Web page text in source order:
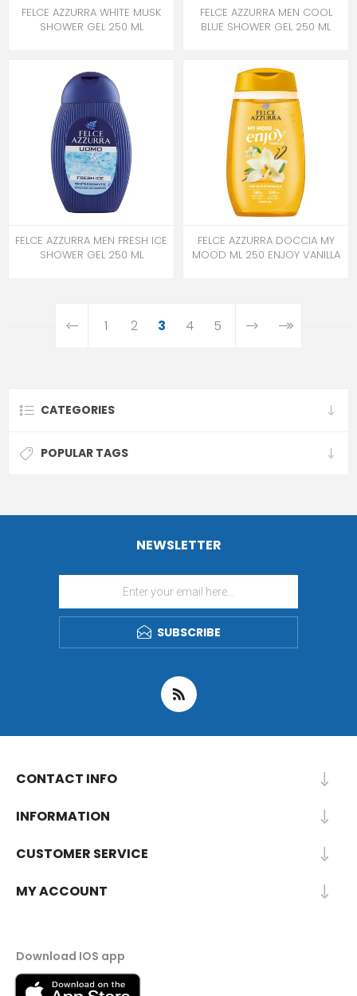
FELCE AZZURRA WHITE MUSK
SHOWER GEL 250 ML
FELCE AZZURRA MEN COOL
BLUE SHOWER GEL 250 ML
FELCE AZZURRA MEN FRESH ICE
SHOWER GEL 250 ML
FELCE AZZURRA DOCCIA MY
MOOD ML 250 ENJOY VANILLA
1 2 3 4 5
CATEGORIES
POPULAR TAGS
NEWSLETTER
SUBSCRIBE
CONTACT INFO
INFORMATION
CUSTOMER SERVICE
MY ACCOUNT
Download IOS app